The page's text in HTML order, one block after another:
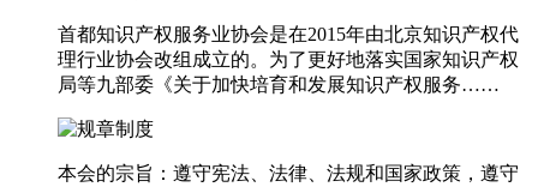
首都知识产权服务业协会是在2015年由北京知识产权代
理行业协会改组成立的。为了更好地落实国家知识产权
局等九部委《关于加快培育和发展知识产权服务……
本会的宗旨：遵守宪法、法律、法规和国家政策，遵守